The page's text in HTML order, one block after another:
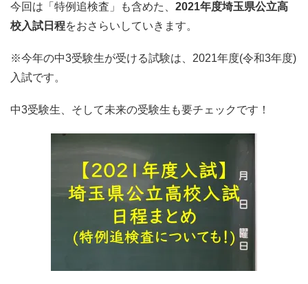
今回は「特例追検査」も含めた、 2021年度埼玉県公立高
校入試日程をおさらいしていきます。
※今年の中3受験生が受ける試験は、2021年度(令和3年度)
入試です。
中3受験生、そして未来の受験生も要チェックです！